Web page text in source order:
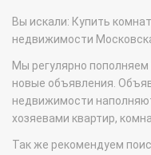
Вы искали: Купить
недвижимости
Мы регулярно пополняем
новые объявления.
недвижимости
хозяевами квартир,
Так же рекомендуем